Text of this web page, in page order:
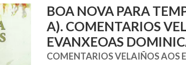
BOA NOVA PARA
A). COMENTARIOS
EVANXEOAS
COMENTARIOS VELAIÑOS AOS